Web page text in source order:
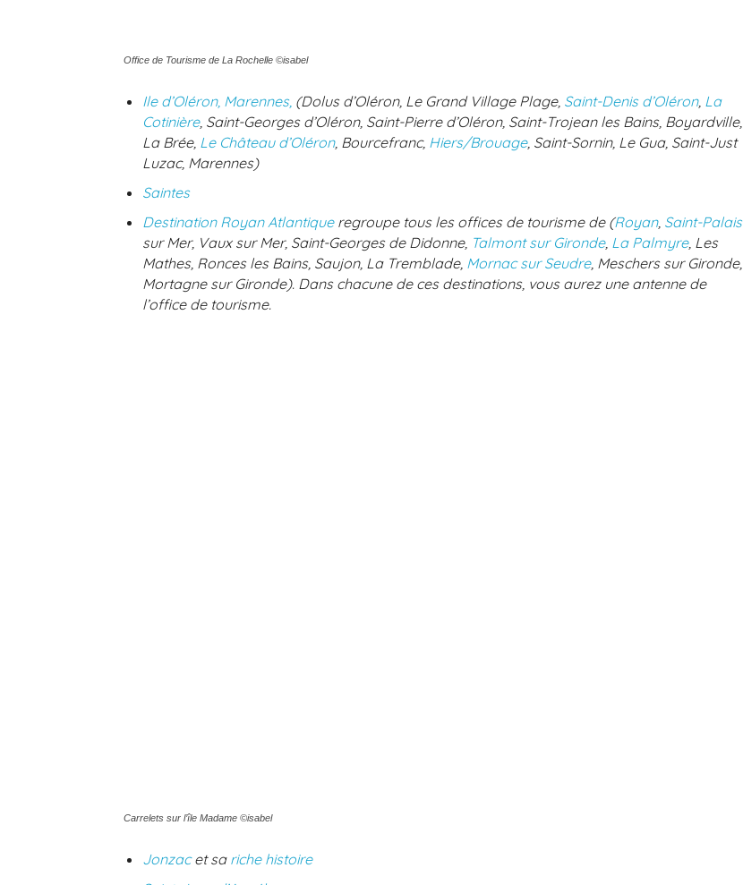
Office de Tourisme de La Rochelle ©isabel
Ile d’Oléron, Marennes, (Dolus d’Oléron, Le Grand Village Plage, Saint-Denis d’Oléron, La
Cotinière, Saint-Georges d’Oléron, Saint-Pierre d’Oléron, Saint-Trojean les Bains, Boyardville,
La Brée, Le Château d’Oléron, Bourcefranc, Hiers/Brouage, Saint-Sornin, Le Gua, Saint-Just
Luzac, Marennes)
Saintes
Destination Royan Atlantiqueregroupe tous les offices de tourisme de (Royan, Saint-Palais
sur Mer, Vaux sur Mer, Saint-Georges de Didonne, Talmont sur Gironde, La Palmyre, Les
Mathes, Ronces les Bains, Saujon, La Tremblade, Mornac sur Seudre, Meschers sur Gironde,
Mortagne sur Gironde). Dans chacune de ces destinations, vous aurez une antenne de
l’office de tourisme.
Carrelets sur l’île Madame ©isabel
Jonzacet sa riche histoire